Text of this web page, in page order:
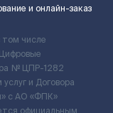
и онлайн-заказ
числе
№ ЦПР-1282
и Договора
c АО «ФПК»